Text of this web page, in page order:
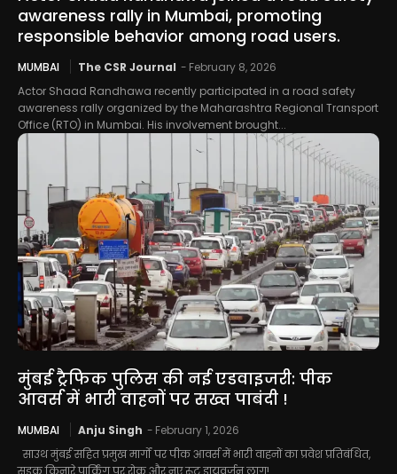
awareness rally in Mumbai, promoting
responsible behavior among road users.
MUMBAI The CSR Journal - February 8, 2026
Actor Shaad Randhawa recently participated in a road safety
awareness rally organized by the Maharashtra Regional Transport
Office (RTO) in Mumbai. His involvement brought...
मुंबई ट्रैफिक पुलिस की नई एडवाइजरी: पीक
आवर्स में भारी वाहनों पर सख्त पाबंदी !
MUMBAI Anju Singh - February 1, 2026
साउथ मुंबई सहित प्रमुख मार्गों पर पीक आवर्स में भारी वाहनों का प्रवेश प्रतिबंधित,
सड़क किनारे पार्किंग पर रोक और नए रूट डायवर्जन लागू!...